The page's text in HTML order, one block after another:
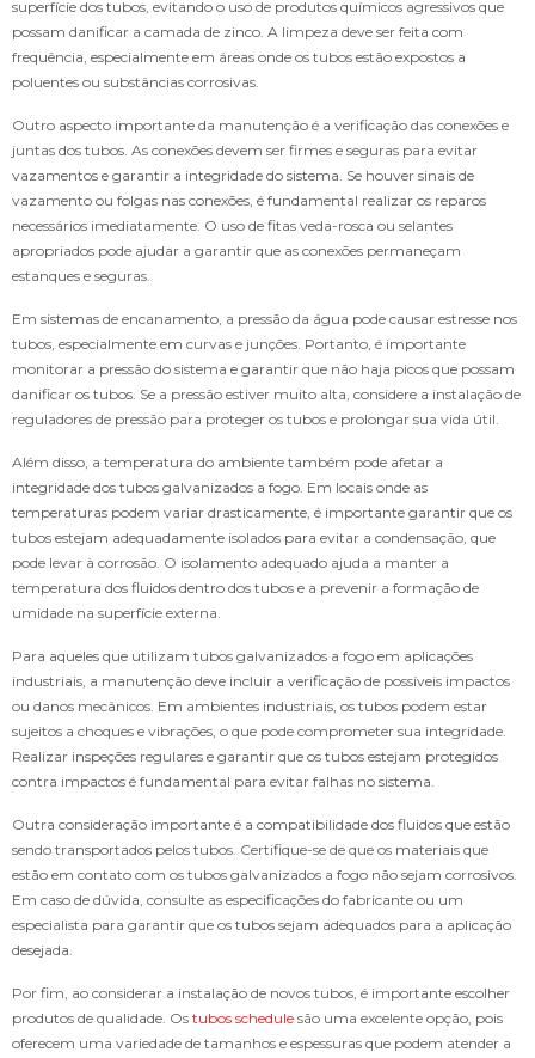
superfície dos tubos, evitando o uso de produtos químicos agressivos que
possam danificar a camada de zinco. A limpeza deve ser feita com
frequência, especialmente em áreas onde os tubos estão expostos a
poluentes ou substâncias corrosivas.
Outro aspecto importante da manutenção é a verificação das conexões e
juntas dos tubos. As conexões devem ser firmes e seguras para evitar
vazamentos e garantir a integridade do sistema. Se houver sinais de
vazamento ou folgas nas conexões, é fundamental realizar os reparos
necessários imediatamente. O uso de fitas veda-rosca ou selantes
apropriados pode ajudar a garantir que as conexões permaneçam
estanques e seguras.
Em sistemas de encanamento, a pressão da água pode causar estresse nos
tubos, especialmente em curvas e junções. Portanto, é importante
monitorar a pressão do sistema e garantir que não haja picos que possam
danificar os tubos. Se a pressão estiver muito alta, considere a instalação de
reguladores de pressão para proteger os tubos e prolongar sua vida útil.
Além disso, a temperatura do ambiente também pode afetar a
integridade dos tubos galvanizados a fogo. Em locais onde as
temperaturas podem variar drasticamente, é importante garantir que os
tubos estejam adequadamente isolados para evitar a condensação, que
pode levar à corrosão. O isolamento adequado ajuda a manter a
temperatura dos fluidos dentro dos tubos e a prevenir a formação de
umidade na superfície externa.
Para aqueles que utilizam tubos galvanizados a fogo em aplicações
industriais, a manutenção deve incluir a verificação de possíveis impactos
ou danos mecânicos. Em ambientes industriais, os tubos podem estar
sujeitos a choques e vibrações, o que pode comprometer sua integridade.
Realizar inspeções regulares e garantir que os tubos estejam protegidos
contra impactos é fundamental para evitar falhas no sistema.
Outra consideração importante é a compatibilidade dos fluidos que estão
sendo transportados pelos tubos. Certifique-se de que os materiais que
estão em contato com os tubos galvanizados a fogo não sejam corrosivos.
Em caso de dúvida, consulte as especificações do fabricante ou um
especialista para garantir que os tubos sejam adequados para a aplicação
desejada.
Por fim, ao considerar a instalação de novos tubos, é importante escolher
produtos de qualidade. Os tubos schedule são uma excelente opção, pois
oferecem uma variedade de tamanhos e espessuras que podem atender a